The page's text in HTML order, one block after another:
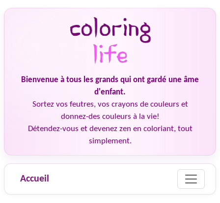
Bienvenue à tous les grands qui ont gardé une âme
d'enfant.
Sortez vos feutres, vos crayons de couleurs et
donnez-des couleurs à la vie!
Détendez-vous et devenez zen en coloriant, tout
simplement.
Accueil